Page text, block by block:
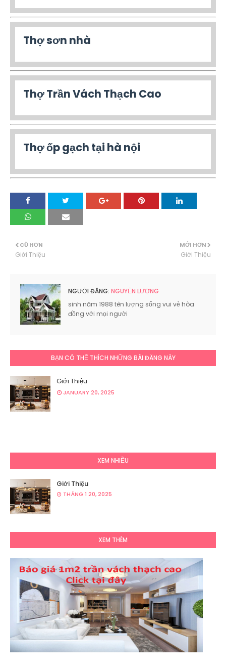
Thợ sơn nhà
Thợ Trần Vách Thạch Cao
Thợ ốp gạch tại hà nội
MỚI HƠN
Giới Thiệu
CŨ HƠN
Giới Thiệu
NGƯỜI ĐĂNG: NGUYỄN LƯỢNG
sinh năm 1988 tên lượng sống vui vẻ hòa
đồng với mọi người
BẠN CÓ THỂ THÍCH NHỮNG BÀI ĐĂNG NÀY
Giới Thiệu
JANUARY 20, 2025
XEM NHIỀU
Giới Thiệu
THÁNG 1 20, 2025
XEM THÊM